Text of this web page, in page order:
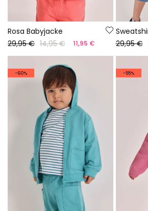
Rosa Babyjacke
29,95 € 14,95 € 11,95 €
29,95 €
-60% -55%